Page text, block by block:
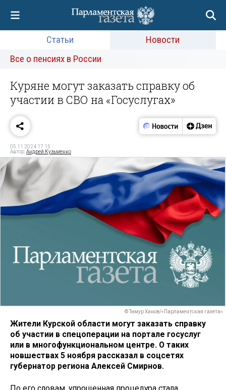
Статьи
Новости
Все о пенсиях в России
Куряне могут заказать справку об
участии в СВО на «Госуслугах»
05.11.2024 17:15
Автор:Андрей Кузьменко
© Тимур Ханов/«Парламентская газета»
Жители Курской области могут заказать справку
об участии в спецоперации на портале госуслуг
или в многофункциональном центре. О таких
новшествах 5 ноября рассказал в соцсетях
губернатор региона Алексей Смирнов.